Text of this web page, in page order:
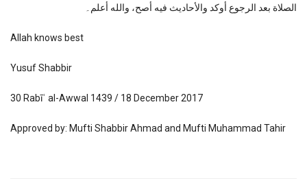
الصلاة بعد الرجوع أوكد والأحاديث فيه أصح، والله أعلم۔
Allah knows best
Yusuf Shabbir
30 Rabīʿ al-Awwal 1439 / 18 December 2017
Approved by: Mufti Shabbir Ahmad and Mufti Muhammad Tahir